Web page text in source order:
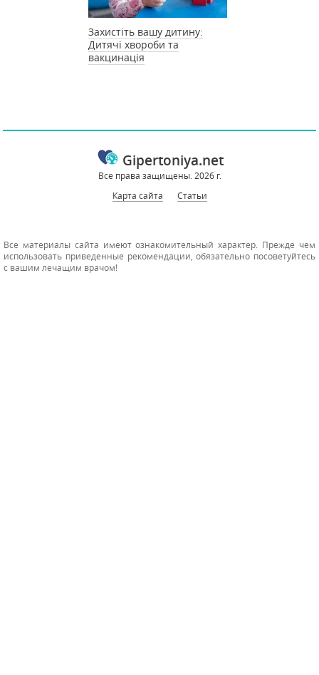
Захистіть вашу дитину:
Дитячі хвороби та
вакцинація
Gipertoniya.net
Все права защищены. 2026 г.
Карта сайта
Статьи
Все материалы сайта имеют ознакомительный характер. Прежде чем
использовать приведенные рекомендации, обязательно посоветуйтесь
с вашим лечащим врачом!